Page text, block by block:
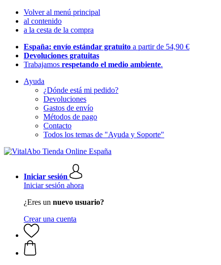
Volver al menú principal
al contenido
a la cesta de la compra
España: envío estándar gratuito a partir de 54,90 €
Devoluciones gratuitas
Trabajamos respetando el medio ambiente.
Ayuda
¿Dónde está mi pedido?
Devoluciones
Gastos de envío
Métodos de pago
Contacto
Todos los temas de "Ayuda y Soporte"
Iniciar sesión
Iniciar sesión ahora
¿Eres un nuevo usuario?
Crear una cuenta